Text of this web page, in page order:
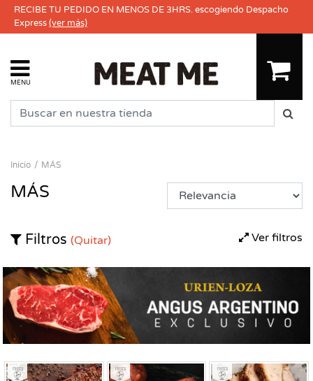
RECIBE TU PEDIDO EN MENOS DE 3HRS. escogiendo Despacho
Express(ver más)
MENU
Inicio MÁS
MÁS
Ver filtros
Filtros (Quitar)
Fresco Fresco Fresco